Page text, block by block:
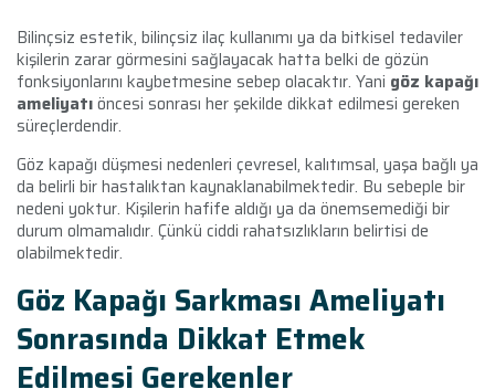
Bilinçsiz estetik, bilinçsiz ilaç kullanımı ya da bitkisel tedaviler
kişilerin zarar görmesini sağlayacak hatta belki de gözün
fonksiyonlarını kaybetmesine sebep olacaktır. Yani göz kapağı
ameliyatıöncesi sonrası her şekilde dikkat edilmesi gereken
süreçlerdendir.
Göz kapağı düşmesi nedenleri çevresel, kalıtımsal, yaşa bağlı ya
da belirli bir hastalıktan kaynaklanabilmektedir. Bu sebeple bir
nedeni yoktur. Kişilerin hafife aldığı ya da önemsemediği bir
durum olmamalıdır. Çünkü ciddi rahatsızlıkların belirtisi de
olabilmektedir.
Göz Kapağı Sarkması Ameliyatı
Sonrasında Dikkat Etmek
Edilmesi Gerekenler